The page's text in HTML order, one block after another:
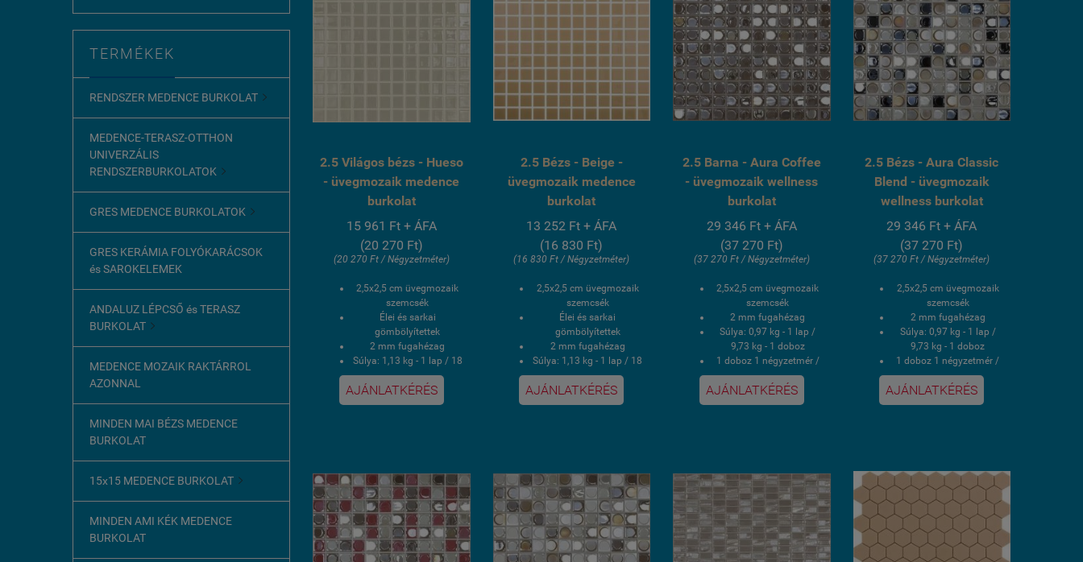
TERMÉKEK
RENDSZER MEDENCE BURKOLAT 
MEDENCE-TERASZ-OTTHON
UNIVERZÁLIS
RENDSZERBURKOLATOK 
GRES MEDENCE BURKOLATOK 
GRES KERÁMIA FOLYÓKARÁCSOK
és SAROKELEMEK
ANDALUZ LÉPCSŐ és TERASZ
BURKOLAT 
MEDENCE MOZAIK RAKTÁRROL
AZONNAL
MINDEN MAI BÉZS MEDENCE
BURKOLAT
15x15 MEDENCE BURKOLAT 
MINDEN AMI KÉK MEDENCE
BURKOLAT
2.5 Világos bézs - Hueso
- üvegmozaik medence
burkolat
15 961 Ft + ÁFA
(20 270 Ft)
(20 270 Ft / Négyzetméter)
2,5x2,5 cm üvegmozaik
szemcsék
Élei és sarkai
gömbölyítettek
2 mm fugahézag
Súlya: 1,13 kg - 1 lap / 18
kg - 1 doboz
1 doboz 2 négyzetmér /
16 lap
fagyálló wellness
medence üvegmozaik
burkolat
AJÁNLATKÉRÉS
2.5 Bézs - Beige -
üvegmozaik medence
burkolat
13 252 Ft + ÁFA
(16 830 Ft)
(16 830 Ft / Négyzetméter)
2,5x2,5 cm üvegmozaik
szemcsék
Élei és sarkai
gömbölyítettek
2 mm fugahézag
Súlya: 1,13 kg - 1 lap / 18
kg - 1 doboz
1 doboz 2 négyzetmér /
16 lap
fagyálló wellness
medence üvegmozaik
burkolat
AJÁNLATKÉRÉS
2.5 Barna - Aura Coffee
- üvegmozaik wellness
burkolat
29 346 Ft + ÁFA
(37 270 Ft)
(37 270 Ft / Négyzetméter)
2,5x2,5 cm üvegmozaik
szemcsék
2 mm fugahézag
Súlya: 0,97 kg - 1 lap /
9,73 kg - 1 doboz
1 doboz 1 négyzetmér /
10 lap
Hálós kasírozás
UV álló, saválló, lúgálló,
AJÁNLATKÉRÉS
2.5 Bézs - Aura Classic
Blend - üvegmozaik
wellness burkolat
29 346 Ft + ÁFA
(37 270 Ft)
(37 270 Ft / Négyzetméter)
2,5x2,5 cm üvegmozaik
szemcsék
2 mm fugahézag
Súlya: 0,97 kg - 1 lap /
9,73 kg - 1 doboz
1 doboz 1 négyzetmér /
10 lap
Hálós kasírozás
UV álló, saválló, lúgálló,
AJÁNLATKÉRÉS